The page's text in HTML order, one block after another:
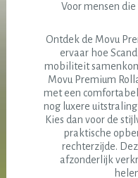
Voor mensen
Ontdek de Movu
ervaar hoe
mobiliteit
Movu Premium
met een
nog luxere
Kies dan voor de
praktische
rechterzijde.
afzonderlijk